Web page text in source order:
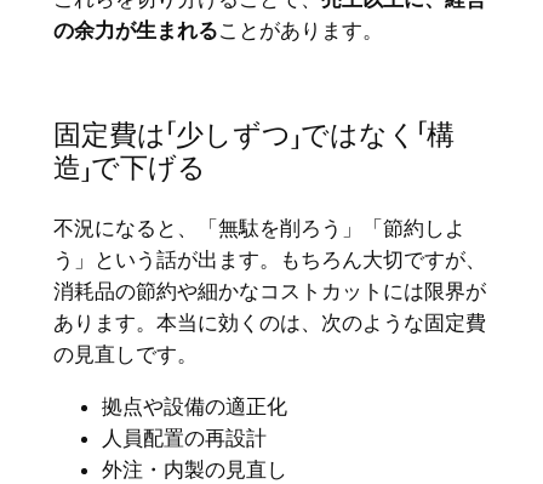
の余力が生まれることがあります。
固定費は「少しずつ」ではなく「構
造」で下げる
不況になると、「無駄を削ろう」「節約しよ
う」という話が出ます。もちろん大切ですが、
消耗品の節約や細かなコストカットには限界が
あります。本当に効くのは、次のような固定費
の見直しです。
拠点や設備の適正化
人員配置の再設計
外注・内製の見直し